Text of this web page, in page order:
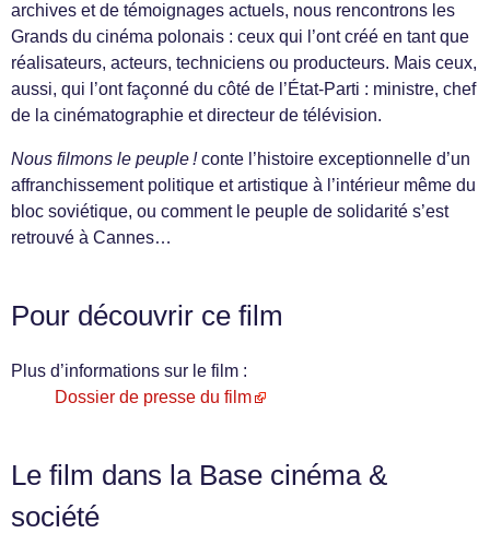
archives et de témoignages actuels, nous rencontrons les
Grands du cinéma polonais : ceux qui l’ont créé en tant que
réalisateurs, acteurs, techniciens ou producteurs. Mais ceux,
aussi, qui l’ont façonné du côté de l’État-Parti : ministre, chef
de la cinématographie et directeur de télévision.
Nous filmons le peuple !conte l’histoire exceptionnelle d’un
affranchissement politique et artistique à l’intérieur même du
bloc soviétique, ou comment le peuple de solidarité s’est
retrouvé à Cannes…
Pour découvrir ce film
Plus d’informations sur le film :
Dossier de presse du film
Le film dans la Base cinéma &
société